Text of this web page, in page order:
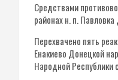
Средствами
районах н. п.
Перехвачено пять
Енакиево Донецкой
Народной Республики